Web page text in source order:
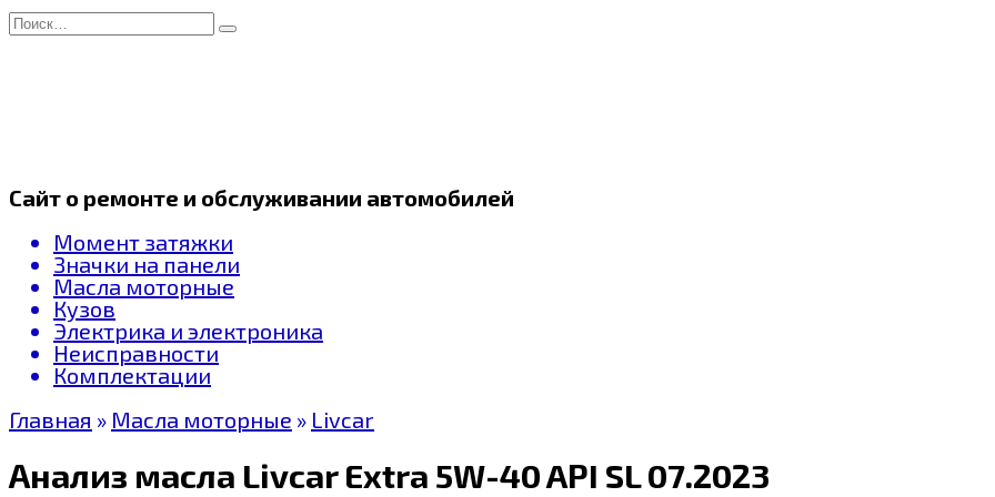
Перейти
к
Search
for:
Сайт о ремонте и обслуживании автомобилей
Момент затяжки
Значки на панели
Масла моторные
Кузов
Электрика и электроника
Неисправности
Комплектации
Главная » Масла моторные » Livcar
Анализ масла Livcar Extra 5W-40 API SL 07.2023